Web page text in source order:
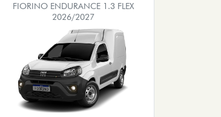
FIORINO ENDURANCE 1.3 FLEX
2026/2027